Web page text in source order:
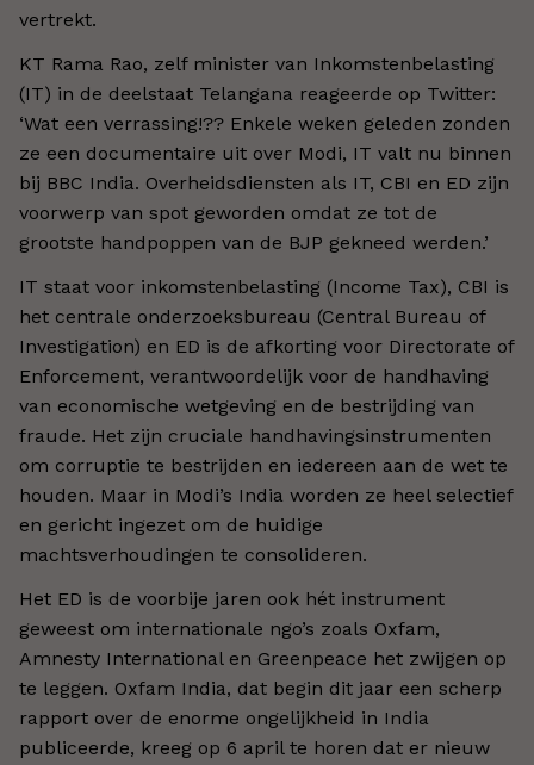
vertrekt.
KT Rama Rao, zelf minister van Inkomstenbelasting
(IT) in de deelstaat Telangana reageerde op Twitter:
‘Wat een verrassing!?? Enkele weken geleden zonden
ze een documentaire uit over Modi, IT valt nu binnen
bij BBC India. Overheidsdiensten als IT, CBI en ED zijn
voorwerp van spot geworden omdat ze tot de
grootste handpoppen van de BJP gekneed werden.’
IT staat voor inkomstenbelasting (Income Tax), CBI is
het centrale onderzoeksbureau (Central Bureau of
Investigation) en ED is de afkorting voor Directorate of
Enforcement, verantwoordelijk voor de handhaving
van economische wetgeving en de bestrijding van
fraude. Het zijn cruciale handhavingsinstrumenten
om corruptie te bestrijden en iedereen aan de wet te
houden. Maar in Modi’s India worden ze heel selectief
en gericht ingezet om de huidige
machtsverhoudingen te consolideren.
Het ED is de voorbije jaren ook hét instrument
geweest om internationale ngo’s zoals Oxfam,
Amnesty International en Greenpeace het zwijgen op
te leggen. Oxfam India, dat begin dit jaar een scherp
rapport over de enorme ongelijkheid in India
publiceerde, kreeg op 6 april te horen dat er nieuw